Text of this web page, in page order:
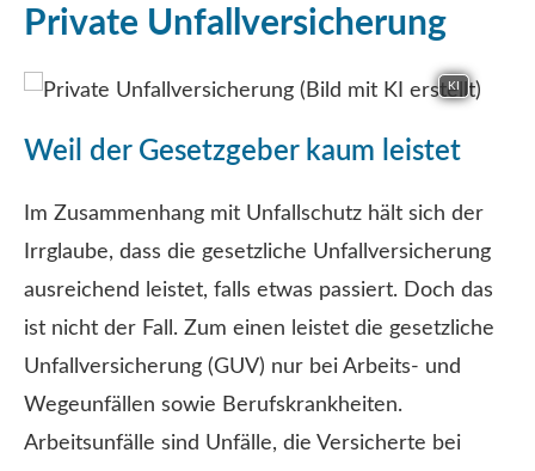
Private Unfall­ver­si­che­rung
KI
Weil der Gesetzgeber kaum leistet
Im Zusammenhang mit Unfallschutz hält sich der
Irrglaube, dass die gesetzliche Unfall­ver­si­che­rung
ausreichend leistet, falls etwas passiert. Doch das
ist nicht der Fall. Zum einen leistet die gesetzliche
Unfall­ver­si­che­rung (GUV) nur bei Arbeits- und
Wegeunfällen sowie Berufskrankheiten.
Arbeitsunfälle sind Unfälle, die Versicherte bei